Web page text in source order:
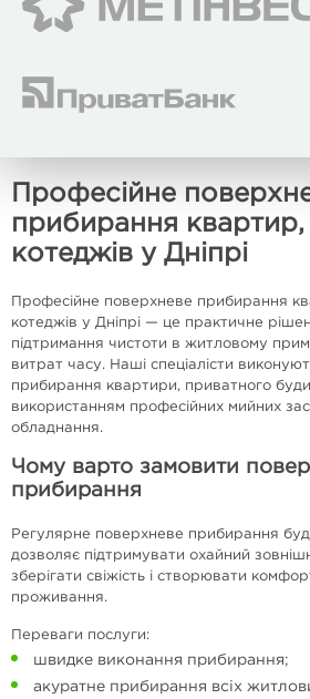
Професійне
прибирання квартир,
котеджів у Дніпрі
Професійне поверхневе прибирання
котеджів у Дніпрі — це практичне
підтримання чистоти в житловому
витрат часу. Наші спеціалісти
прибирання квартири, приватного
використанням професійних мийних
обладнання.
Чому варто замовити
прибирання
Регулярне поверхневе прибирання
дозволяє підтримувати охайний
зберігати свіжість і створювати
проживання.
Переваги послуги:
швидке виконання прибирання;
акуратне прибирання всіх